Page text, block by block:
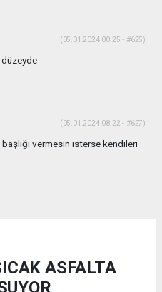
(05.01.2024 00:25 - #625)
(05.01.2024 08:22 - #627)
vermesin isterse kendileri
ASFALTA